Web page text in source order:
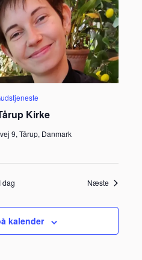
Kirke
9, Tårup, Danmark
I dag Næste
kalender